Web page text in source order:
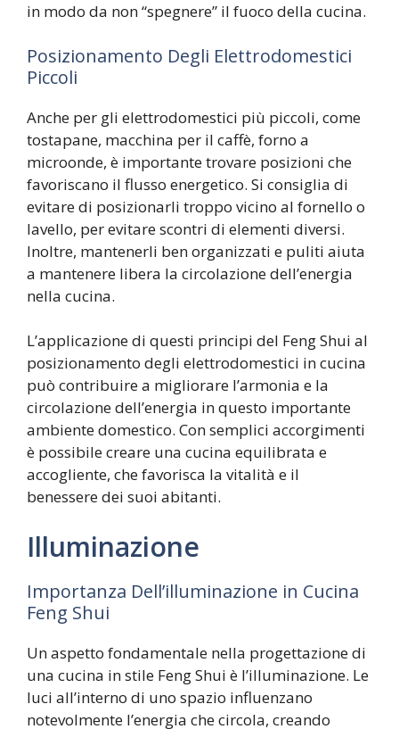
in modo da non “spegnere” il fuoco della cucina.
Posizionamento Degli Elettrodomestici
Piccoli
Anche per gli elettrodomestici più piccoli, come
tostapane, macchina per il caffè, forno a
microonde, è importante trovare posizioni che
favoriscano il flusso energetico. Si consiglia di
evitare di posizionarli troppo vicino al fornello o
lavello, per evitare scontri di elementi diversi.
Inoltre, mantenerli ben organizzati e puliti aiuta
a mantenere libera la circolazione dell’energia
nella cucina.
L’applicazione di questi principi del Feng Shui al
posizionamento degli elettrodomestici in cucina
può contribuire a migliorare l’armonia e la
circolazione dell’energia in questo importante
ambiente domestico. Con semplici accorgimenti
è possibile creare una cucina equilibrata e
accogliente, che favorisca la vitalità e il
benessere dei suoi abitanti.
Illuminazione
Importanza Dell’illuminazione in Cucina
Feng Shui
Un aspetto fondamentale nella progettazione di
una cucina in stile Feng Shui è l’illuminazione. Le
luci all’interno di uno spazio influenzano
notevolmente l’energia che circola, creando